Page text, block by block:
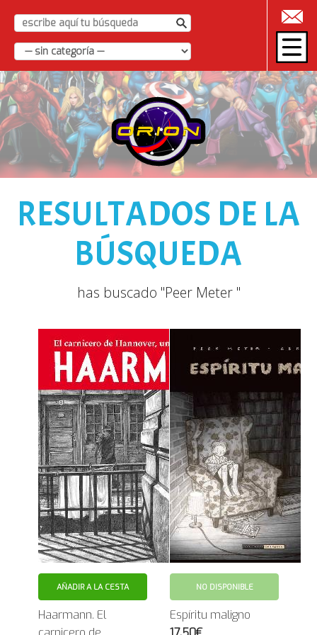
|
RESULTADOS DE LA
BÚSQUEDA
has buscado "Peer Meter "
AÑADIR A LA CESTA
Haarmann. El
NO DISPONIBLE
Espíritu maligno